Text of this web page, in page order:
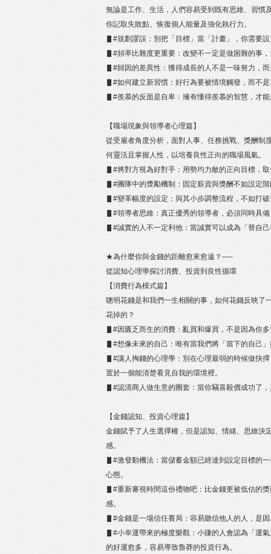
無論是工作、生活，人們容易受到既有思維、習慣
你記取失敗點、恢復個人能量及強化執行力。
▋#規劃謬誤：別把「目標」當「計畫」，你需要
▋#頻率比難度更重要：改變不一定是做困難的事
▋#歸因的差異性：獲得成長的人不是一味努力，
▋#如何建立新習慣：好行為要被情境觸發，而不
▋#羨慕的反面是自卑：擁有懂得羨慕的智慧，才
【職場現象與領導者心理篇】
從受雇者角度分析，面對人事、任務挑戰、獎酬制
何靈活且掌握人性，以培養良性正向的職場風氣。
▋#將對方視為好對手：用勢均力敵的正向目標，
▋#團隊中的獎勵機制：固定薪資與獎酬不如設定
▋#變革幅度的設定：與其小步調整流程，不如打
▋#領導者思維：真正優秀的領導者，必須同時具
▋#誠實的人不一定利他：當誠實可以成為「替自
★為什麼你與金錢的距離愈來愈遠？──
從認知心理學探討消費、投資到良性循環
【消費行為模式篇】
聰明花錢是和我們一生相關的事，如何花錢反映了
花掉的？
▋#因匱乏而生的消費：亂買和爆買，不是因為你
▋#想像未來的自己：唯有當我們將「當下的自己
▋#讓人掏錢的心理學：別在心理最弱的時候做抉
置於一個能清楚看見自我的環境裡。
▋#認清商人做生意的圈套：當你竊喜殺價成功了
【金錢認知、投資心理篇】
金錢賦予了人生選擇權，但是認知、情緒、思維決
感。
▋#激發動機法：當儲蓄金額已經達到設定目標的
心態。
▋#重新審視時間這份禮物吧：比金錢更被低估的
感。
▋#金錢是一場信任賽局：容易聽信他人的人，是
▋#小幸運帶來的極度樂觀：小賺的人會認為「運
的好運愈多，容易導致魯莽的投資行為。